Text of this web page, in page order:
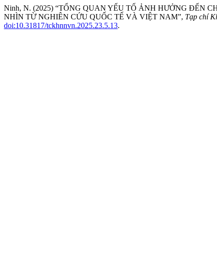
Ninh, N. (2025) “TỔNG QUAN YẾU TỐ ẢNH HƯỞNG ĐẾN
NHÌN TỪ NGHIÊN CỨU QUỐC TẾ VÀ VIỆT NAM”, Tạp chí
doi:10.31817/tckhnnvn.2025.23.5.13.